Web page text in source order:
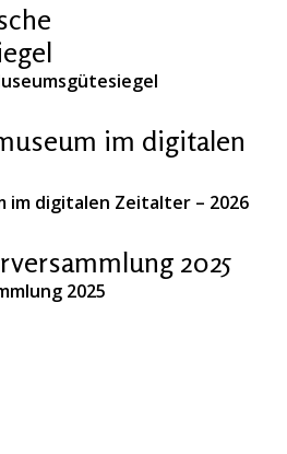
im digitalen
im digitalen Zeitalter – 2026
2025
2025